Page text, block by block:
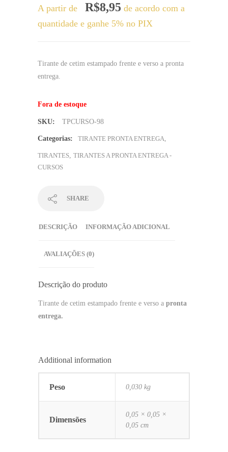
A partir de R$8,95 de acordo com a
quantidade e ganhe 5% no PIX
Tirante de cetim estampado frente e verso a pronta
entrega.
Fora de estoque
SKU: TPCURSO-98
Categorias: TIRANTE PRONTA ENTREGA,
TIRANTES, TIRANTES A PRONTA ENTREGA -
CURSOS
SHARE
DESCRIÇÃO INFORMAÇÃO ADICIONAL
AVALIAÇÕES (0)
Descrição do produto
Tirante de cetim estampado frente e verso a pronta
entrega.
Additional information
Peso 0,030 kg
Dimensões
0,05 × 0,05 ×
0,05 cm